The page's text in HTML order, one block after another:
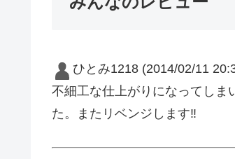
ひとみ1218 (2014/02/11
不細工な仕上がりになってし
た。またリベンジします‼︎